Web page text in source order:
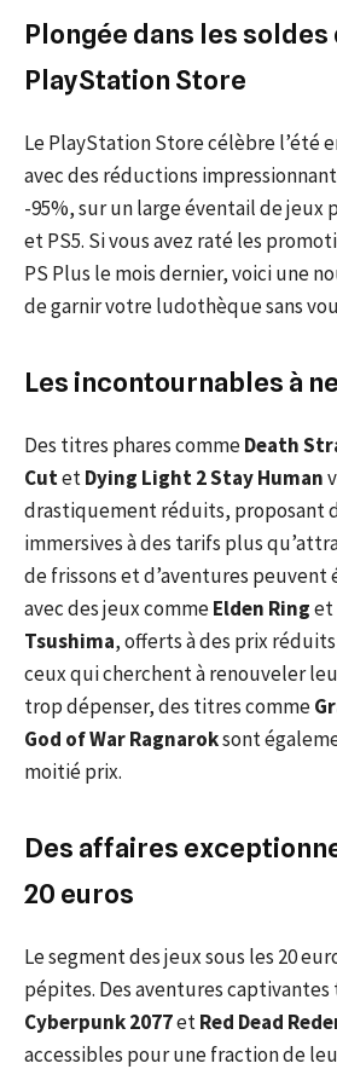
Plongée dans les soldes
PlayStation Store
Le PlayStation Store célèbre l’été
avec des réductions
-95%, sur un large éventail de jeux
et PS5. Si vous avez raté les
PS Plus le mois dernier, voici une
de garnir votre ludothèque sans
Les incontournables à
Des titres phares commeDeath
CutetDying Light 2 Stay Human
drastiquement réduits, proposant
immersives à des tarifs plus
de frissons et d’aventures
avec des jeux commeElden Ringet
Tsushima, offerts à des prix réduits
ceux qui cherchent à renouveler
trop dépenser, des titres comme
God of War Ragnaroksont
moitié prix.
Des affaires
20 euros
Le segment des jeux sous les 20
pépites. Des aventures
Cyberpunk 2077etRed Dead
accessibles pour une fraction de